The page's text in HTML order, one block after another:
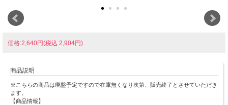
価格:2,640円(税込 2,904円)
商品説明
※こちらの商品は廃盤予定ですので在庫無くなり次第、販売終了とさせていただき
ます。
【商品情報】